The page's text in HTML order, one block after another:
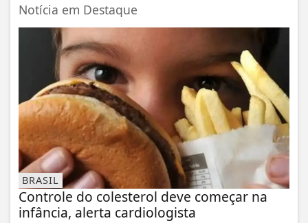
Notícia em Destaque
BRASIL
Controle do colesterol deve começar na
infância, alerta cardiologista